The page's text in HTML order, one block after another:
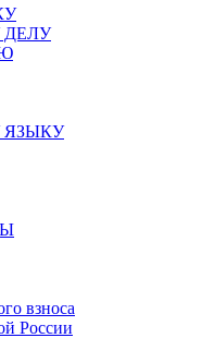
взноса
России